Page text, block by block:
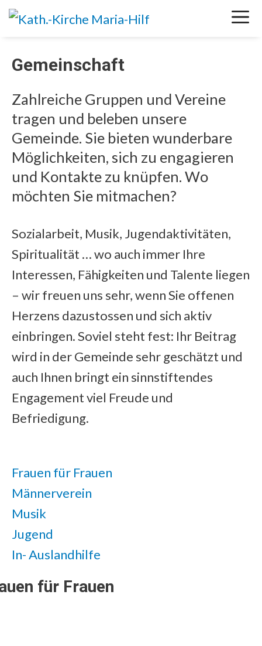
Springe
Gemeinschaft
Zahlreiche Gruppen und Vereine
tragen und beleben unsere
Gemeinde. Sie bieten wunderbare
Möglichkeiten, sich zu engagieren
und Kontakte zu knüpfen. Wo
möchten Sie mitmachen?
Sozialarbeit, Musik, Jugendaktivitäten,
Spiritualität … wo auch immer Ihre
Interessen, Fähigkeiten und Talente liegen
– wir freuen uns sehr, wenn Sie offenen
Herzens dazustossen und sich aktiv
einbringen. Soviel steht fest: Ihr Beitrag
wird in der Gemeinde sehr geschätzt und
auch Ihnen bringt ein sinnstiftendes
Engagement viel Freude und
Befriedigung.
Frauen für Frauen
Männerverein
Musik
Jugend
In- Auslandhilfe
für Frauen